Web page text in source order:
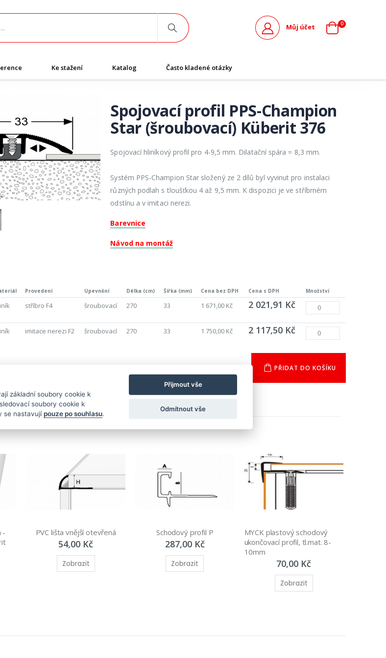
Můj účet 0
Ke stažení Katalog Často kladené otázky
Spojovací profil PPS-Champion
Star (šroubovací) Küberit 376
Spojovací hliníkový profil pro 4-9,5 mm. Dilatační spára = 8,3 mm.
Systém PPS-Champion Star složený ze 2 dílů byl vyvinut pro instalaci
různých podlah s tloušťkou 4 až 9,5 mm. K dispozici je ve stříbrném
odstínu a v imitaci nerezi.
Barevnice
Návod na montáž
Provedení Upevnění Délka (cm) Šířka (mm) Cena bez DPH Cena s DPH Množství
stříbro F4 šroubovací 270 33 1 671,00 Kč 2 021,91 Kč
imitace nerezi F2 šroubovací 270 33 1 750,00 Kč 2 117,50 Kč
PŘIDAT DO KOŠÍKU
-
PVC lišta vnější otevřená
54,00 Kč
Zobrazit
Schodový profil P
287,00 Kč
Zobrazit
MYCK plastový schodový
ukončovací profil, tl.mat. 8-
10mm
70,00 Kč
Zobrazit
základní soubory cookie k
soubory cookie k
se nastavují pouze po souhlasu.
Přijmout vše
Odmítnout vše